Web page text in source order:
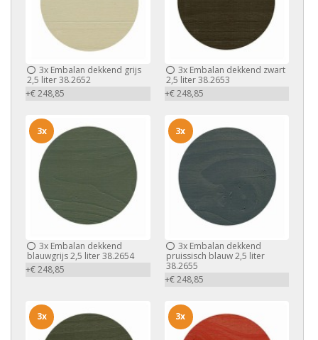
3x Embalan dekkend grijs
2,5 liter 38.2652
+€ 248,85
3xEmbalan dekkend zwart
2,5 liter 38.2653
+€ 248,85
3x Embalan dekkend
blauwgrijs 2,5 liter 38.2654
+€ 248,85
3x
3xEmbalan dekkend
pruissisch blauw 2,5 liter
38.2655
+€ 248,85
3x
3x 3x